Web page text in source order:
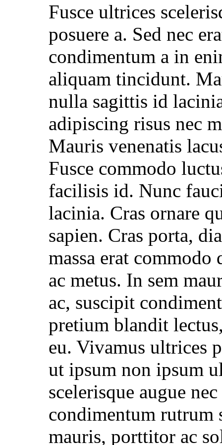
Fusce ultrices
posuere a. Sed nec
condimentum a in
aliquam tincidunt.
nulla sagittis id
adipiscing risus nec
Mauris venenatis
Fusce commodo
facilisis id. Nunc
lacinia. Cras ornare
sapien. Cras porta,
massa erat commodo
ac metus. In sem
ac, suscipit
pretium blandit
eu. Vivamus ultrices
ut ipsum non ipsum
scelerisque augue
condimentum rutrum
mauris, porttitor ac